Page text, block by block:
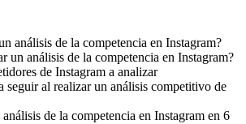
análisis de la competencia en Instagram?
un análisis de la competencia en Instagram?
de Instagram a analizar
seguir al realizar un análisis competitivo de
de la competencia en Instagram en 6